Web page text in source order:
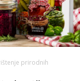
prirodnih